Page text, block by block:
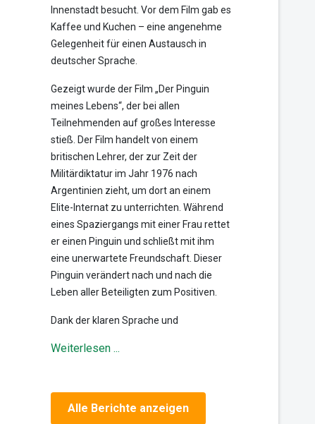
Innenstadt besucht. Vor dem Film gab es
Kaffee und Kuchen – eine angenehme
Gelegenheit für einen Austausch in
deutscher Sprache.
Gezeigt wurde der Film „Der Pinguin
meines Lebens“, der bei allen
Teilnehmenden auf großes Interesse
stieß. Der Film handelt von einem
britischen Lehrer, der zur Zeit der
Militärdiktatur im Jahr 1976 nach
Argentinien zieht, um dort an einem
Elite-Internat zu unterrichten. Während
eines Spaziergangs mit einer Frau rettet
er einen Pinguin und schließt mit ihm
eine unerwartete Freundschaft. Dieser
Pinguin verändert nach und nach die
Leben aller Beteiligten zum Positiven.
Dank der klaren Sprache und
Weiterlesen ...
Alle Berichte anzeigen